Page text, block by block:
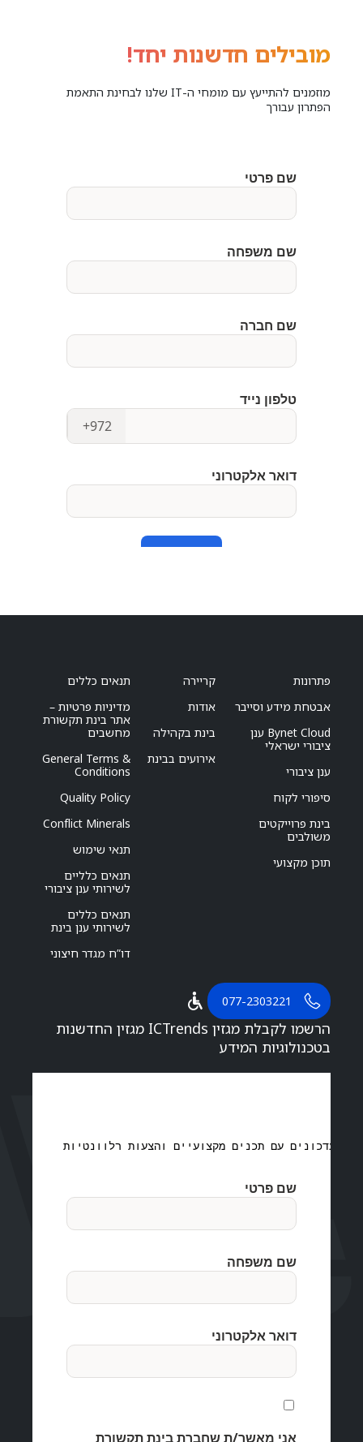
מובילים חדשנות יחד!
מוזמנים להתייעץ עם מומחי ה-IT שלנו לבחינת התאמת
הפתרון עבורך
פתרונות
אבטחת מידע וסייבר
Bynet Cloud ענן
ציבורי ישראלי
ענן ציבורי
סיפורי לקוח
בינת פרוייקטים
משולבים
תוכן מקצועי
קריירה
אודות
בינת בקהילה
אירועים בבינת
תנאים כללים
מדיניות פרטיות –
אתר בינת תקשורת
מחשבים
General Terms &
Conditions
Quality Policy
Conflict Minerals
תנאי שימוש
תנאים כלליים
לשירותי ענן ציבורי
תנאים כללים
לשירותי ענן בינת
דו”ח מגדר חיצוני
077-2303221
הרשמו לקבלת מגזין ICTrends מגזין החדשנות
בטכנולוגיות המידע